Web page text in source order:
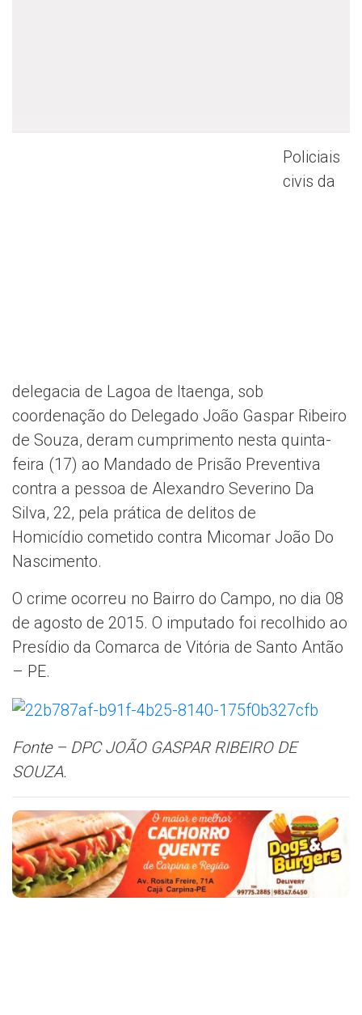
Policiais
civis da
delegacia de Lagoa de Itaenga, sob
coordenação do Delegado João Gaspar Ribeiro
de Souza, deram cumprimento nesta quinta-
feira (17) ao Mandado de Prisão Preventiva
contra a pessoa de Alexandro Severino Da
Silva, 22, pela prática de delitos de
Homicídio cometido contra Micomar João Do
Nascimento.
O crime ocorreu no Bairro do Campo, no dia 08
de agosto de 2015. O imputado foi recolhido ao
Presídio da Comarca de Vitória de Santo Antão
– PE.
Fonte – DPC JOÃO GASPAR RIBEIRO DE
SOUZA.